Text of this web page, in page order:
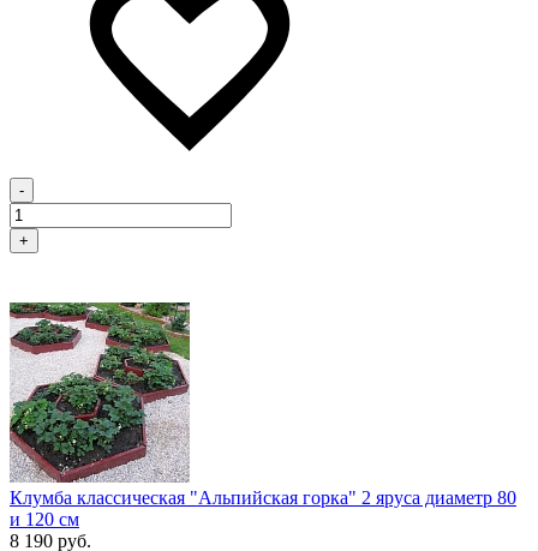
-
+
Клумба классическая "Альпийская горка" 2 яруса диаметр 80
и 120 см
8 190 руб.